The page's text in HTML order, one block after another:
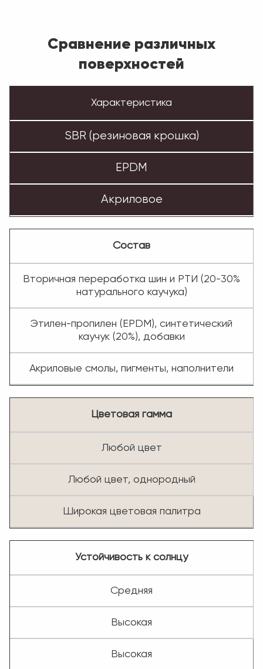
Сравнение различных
поверхностей
Характеристика
SBR (резиновая крошка)
EPDM
Акриловое
Состав
Вторичная переработка шин и РТИ (20-30%
натурального каучука)
Этилен-пропилен (EPDM), синтетический
каучук (20%), добавки
Акриловые смолы, пигменты, наполнители
Цветовая гамма
Любой цвет
Любой цвет, однородный
Широкая цветовая палитра
Устойчивость к солнцу
Средняя
Высокая
Высокая